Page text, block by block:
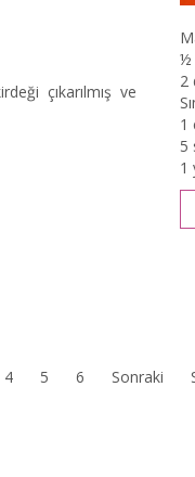
çıkarılmış ve
½
2
1
5
1
4 5 6 Sonraki